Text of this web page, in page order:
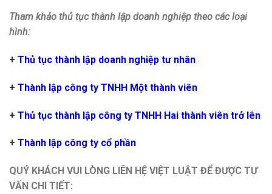
Tham khảo thủ tục thành lập doanh nghiệp theo các loại
hình:
+ Thủ tục thành lập doanh nghiệp tư nhân
+ Thành lập công ty TNHH Một thành viên
+ Thủ tục thành lập công ty TNHH Hai thành viên trở lên
+ Thành lập công ty cổ phần
QUÝ KHÁCH VUI LÒNG LIÊN HỆ VIỆT LUẬT ĐỂ ĐƯỢC TƯ
VẤN CHI TIẾT: